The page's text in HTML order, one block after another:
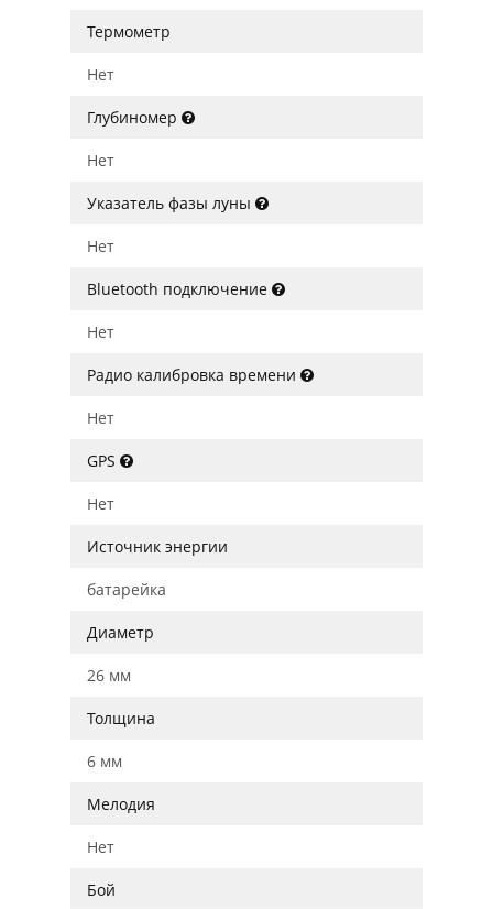
Термометр
Нет
Глубиномер
Нет
Указатель фазы луны
Нет
Bluetooth подключение
Нет
Радио калибровка времени
Нет
GPS
Нет
Источник энергии
батарейка
Диаметр
26 мм
Толщина
6 мм
Мелодия
Нет
Бой